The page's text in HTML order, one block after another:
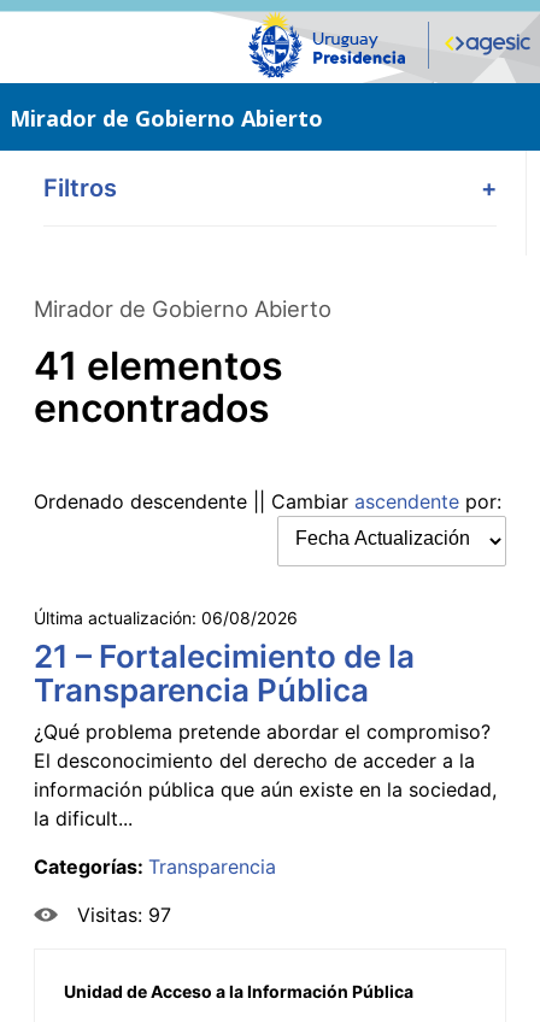
Saltar
Mirador de Gobierno Abierto
Filtros +
Mirador de Gobierno Abierto
41 elementos
encontrados
Ordenado descendente || Cambiar ascendente por:
Última actualización: 06/08/2026
21 – Fortalecimiento de la
Transparencia Pública
¿Qué problema pretende abordar el compromiso?
El desconocimiento del derecho de acceder a la
información pública que aún existe en la sociedad,
la dificult...
Categorías: Transparencia
Visitas: 97
Unidad de Acceso a la Información Pública